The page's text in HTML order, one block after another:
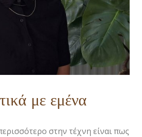
με εμένα
στην τέχνη είναι πως